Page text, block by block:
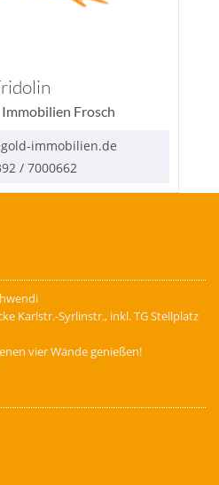
Frosch
immobilien.de
/ 7000662
Karlstr.-Syrlinstr., inkl. TG Stellplatz
vier Wände genießen!